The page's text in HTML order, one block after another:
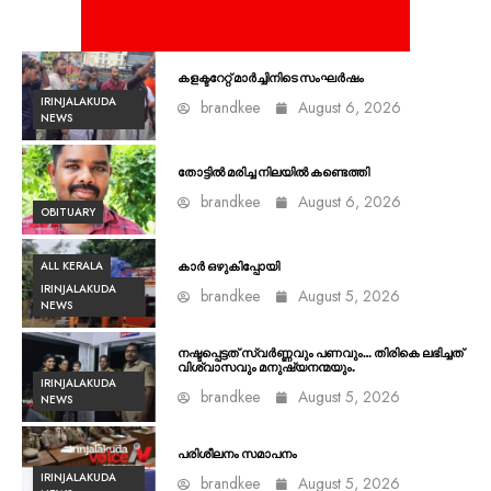
IRINJALAKUDA
NEWS
കളക്ടറേറ്റ് മാർച്ചിനിടെ സംഘർഷം
brandkee August 6, 2026
OBITUARY
തോട്ടിൽ മരിച്ച നിലയിൽ കണ്ടെത്തി
brandkee August 6, 2026
ALL KERALA
IRINJALAKUDA
NEWS
കാർ ഒഴുകിപ്പോയി
brandkee August 5, 2026
IRINJALAKUDA
NEWS
നഷ്ടപ്പെട്ടത് സ്വർണ്ണവും പണവും… തിരികെ ലഭിച്ചത്
വിശ്വാസവും മനുഷ്യനന്മയും.
brandkee August 5, 2026
IRINJALAKUDA
പരിശീലനം സമാപനം
brandkee August 5, 2026